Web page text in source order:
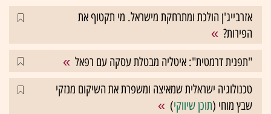
אזרבייג'ן הולכת ומתרחקת מישראל. מי תקטוף את
הפירות?
"תפנית דרמטית": איטליה מבטלת עסקה עם רפאל
טכנולוגיה ישראלית שמאיצה ומשפרת את השיקום מנזקי
שבץ מוחי (תוכן שיווקי)